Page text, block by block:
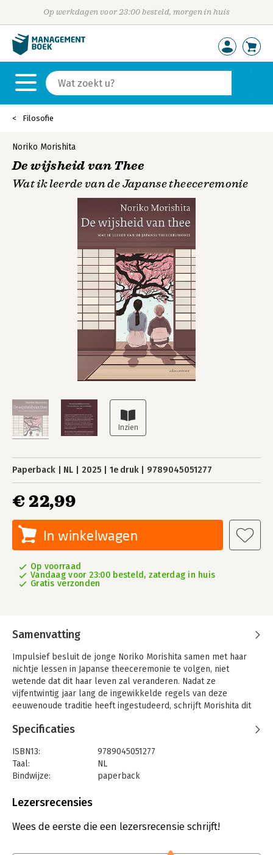
Op werkdagen voor 23:00 besteld, morgen in huis
Filosofie
Noriko Morishita
De wijsheid van Thee
Wat ik leerde van de Japanse theeceremonie
Paperback NL 2025 1e druk 9789045051277
€ 22,99
In winkelwagen
Op voorraad
Vandaag voor 23:00 besteld, zaterdag in huis
Gratis verzonden
Samenvatting
Impulsief besluit de jonge Noriko Morishita samen met haar
nichtje lessen in Japanse theeceremonie te volgen, niet
wetende dat dit haar leven zal veranderen. Nadat ze
vijfentwintig jaar lang de ingewikkelde regels van deze
eeuwenoude traditie heeft ingestudeerd, schrijft Morishita dit
loop der jaren vijftien belangrijke inzichten over geluk
seizoenen met alle vijf de zintuigen, om elke ontmoeting te
koesteren als een unieke kans, en om in het moment aanwezig
te zijn.
de blijvende relevantie van de Japanse chadõ, de Weg van de
Japan.
Specificaties
ISBN13:
9789045051277
Taal:
NL
Bindwijze:
paperback
Uitgever:
Verschijningsdatum:
28-2-2025
Mens en maatschappij
Lezersrecensies
Wees de eerste die een lezersrecensie schrijft!